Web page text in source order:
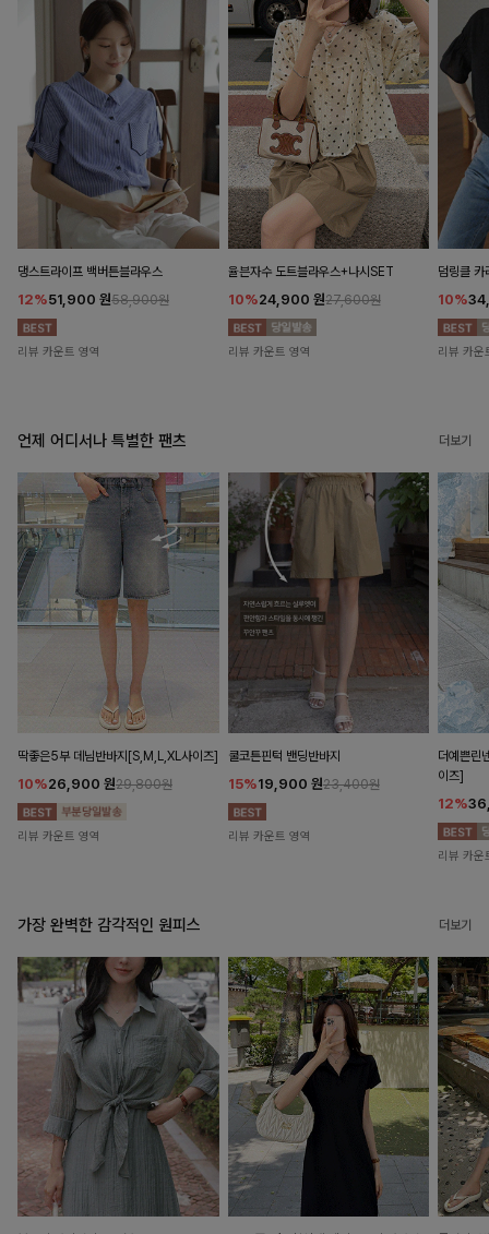
댕스트라이프 백버튼블라우스
12%51,900 원58,900원
리뷰 카운트 영역
율븐자수 도트블라우스+나시SET
10%24,900 원27,600원
리뷰 카운트 영역
덤링클 카
10%
리뷰 카운
언제 어디서나 특별한 팬츠 더보기
딱좋은5부 데님반바지[S,M,L,XL사이즈]
10%26,900 원29,800원
리뷰 카운트 영역
쿨코튼핀턱 밴딩반바지
15%19,900 원23,400원
리뷰 카운트 영역
더예쁜린
이즈]
12%
리뷰 카운
가장 완벽한 감각적인 원피스 더보기